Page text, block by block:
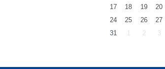
17
18 19 20
24
25 26 27
31
1 2 3